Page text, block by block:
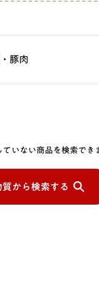
豚肉
いない商品を検索でき
から検索する